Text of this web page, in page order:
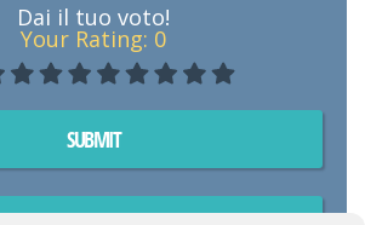
Dai il tuo voto!
Your Rating: 0
SUBMIT